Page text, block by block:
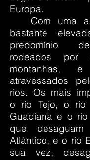
Europa.
Com uma
bastante
predomínio
rodeados por
montanhas,
atravessados
rios. Os mais
o rio Tejo, o rio
Guadiana e o
que
Atlântico, e o rio
sua vez,